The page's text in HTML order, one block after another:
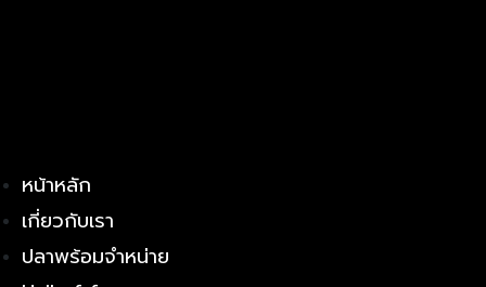
หน้าหลัก
เกี่ยวกับเรา
ปลาพร้อมจำหน่าย